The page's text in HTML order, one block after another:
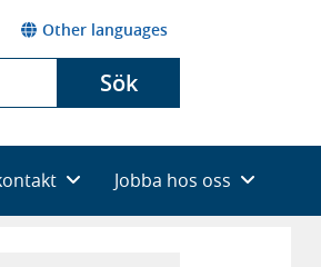
Other languages
Sök
Jobba hos oss